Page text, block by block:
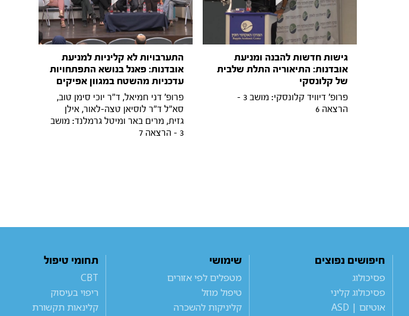
גישות חדשות להבנה ומניעת
אובדנות: התיאוריה התלת שלבית
של קלונסקי
פרופ' דיוויד קלונסקי: מושב 3 -
הרצאה 6
התערבויות לא קליניות למניעת
אובדנות: פאנל בנושא התפתחויות
עדכניות מהשטח במגוון אפיקים
פרופ' דני חמיאל, ד"ר יוכי סימן טוב,
סא"ל ד"ר לוסיאן טצה-לאור, אילן
גזית, מרים באר ומיטל גרמלנד: מושב
3 - הרצאה 7
חיפושים נפוצים
פסיכולוג
פסיכולוג קליני
אוטיזם | ASD
שימושי
מטפלים לפי אזורים
טיפול מוזל
קליניקות להשכרה
תחומי טיפול
CBT
ריפוי בעיסוק
קלינאות תקשורת